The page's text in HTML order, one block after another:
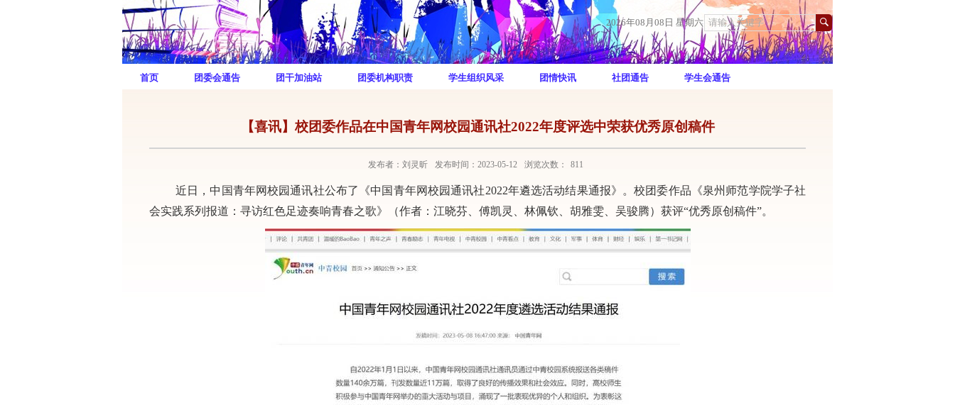
2026年08月08日 星期六
首页 团委会通告 团干加油站 团委机构职责 学生组织风采 团情快讯 社团通告 学生会通告
【喜讯】校团委作品在中国青年网校园通讯社2022年度评选中荣获优秀原创稿件
发布者：刘灵昕 发布时间：2023-05-12 浏览次数： 811
近日，中国青年网校园通讯社公布了《中国青年网校园通讯社2022年遴选活动结果通报》。校团委作品 《泉州师范学院学子社
会实践系列报道：寻访红色足迹奏响青春之歌》（作者： 江晓芬、傅凯灵、林佩钦、胡雅雯、吴骏腾）获评“优秀原创稿件”。